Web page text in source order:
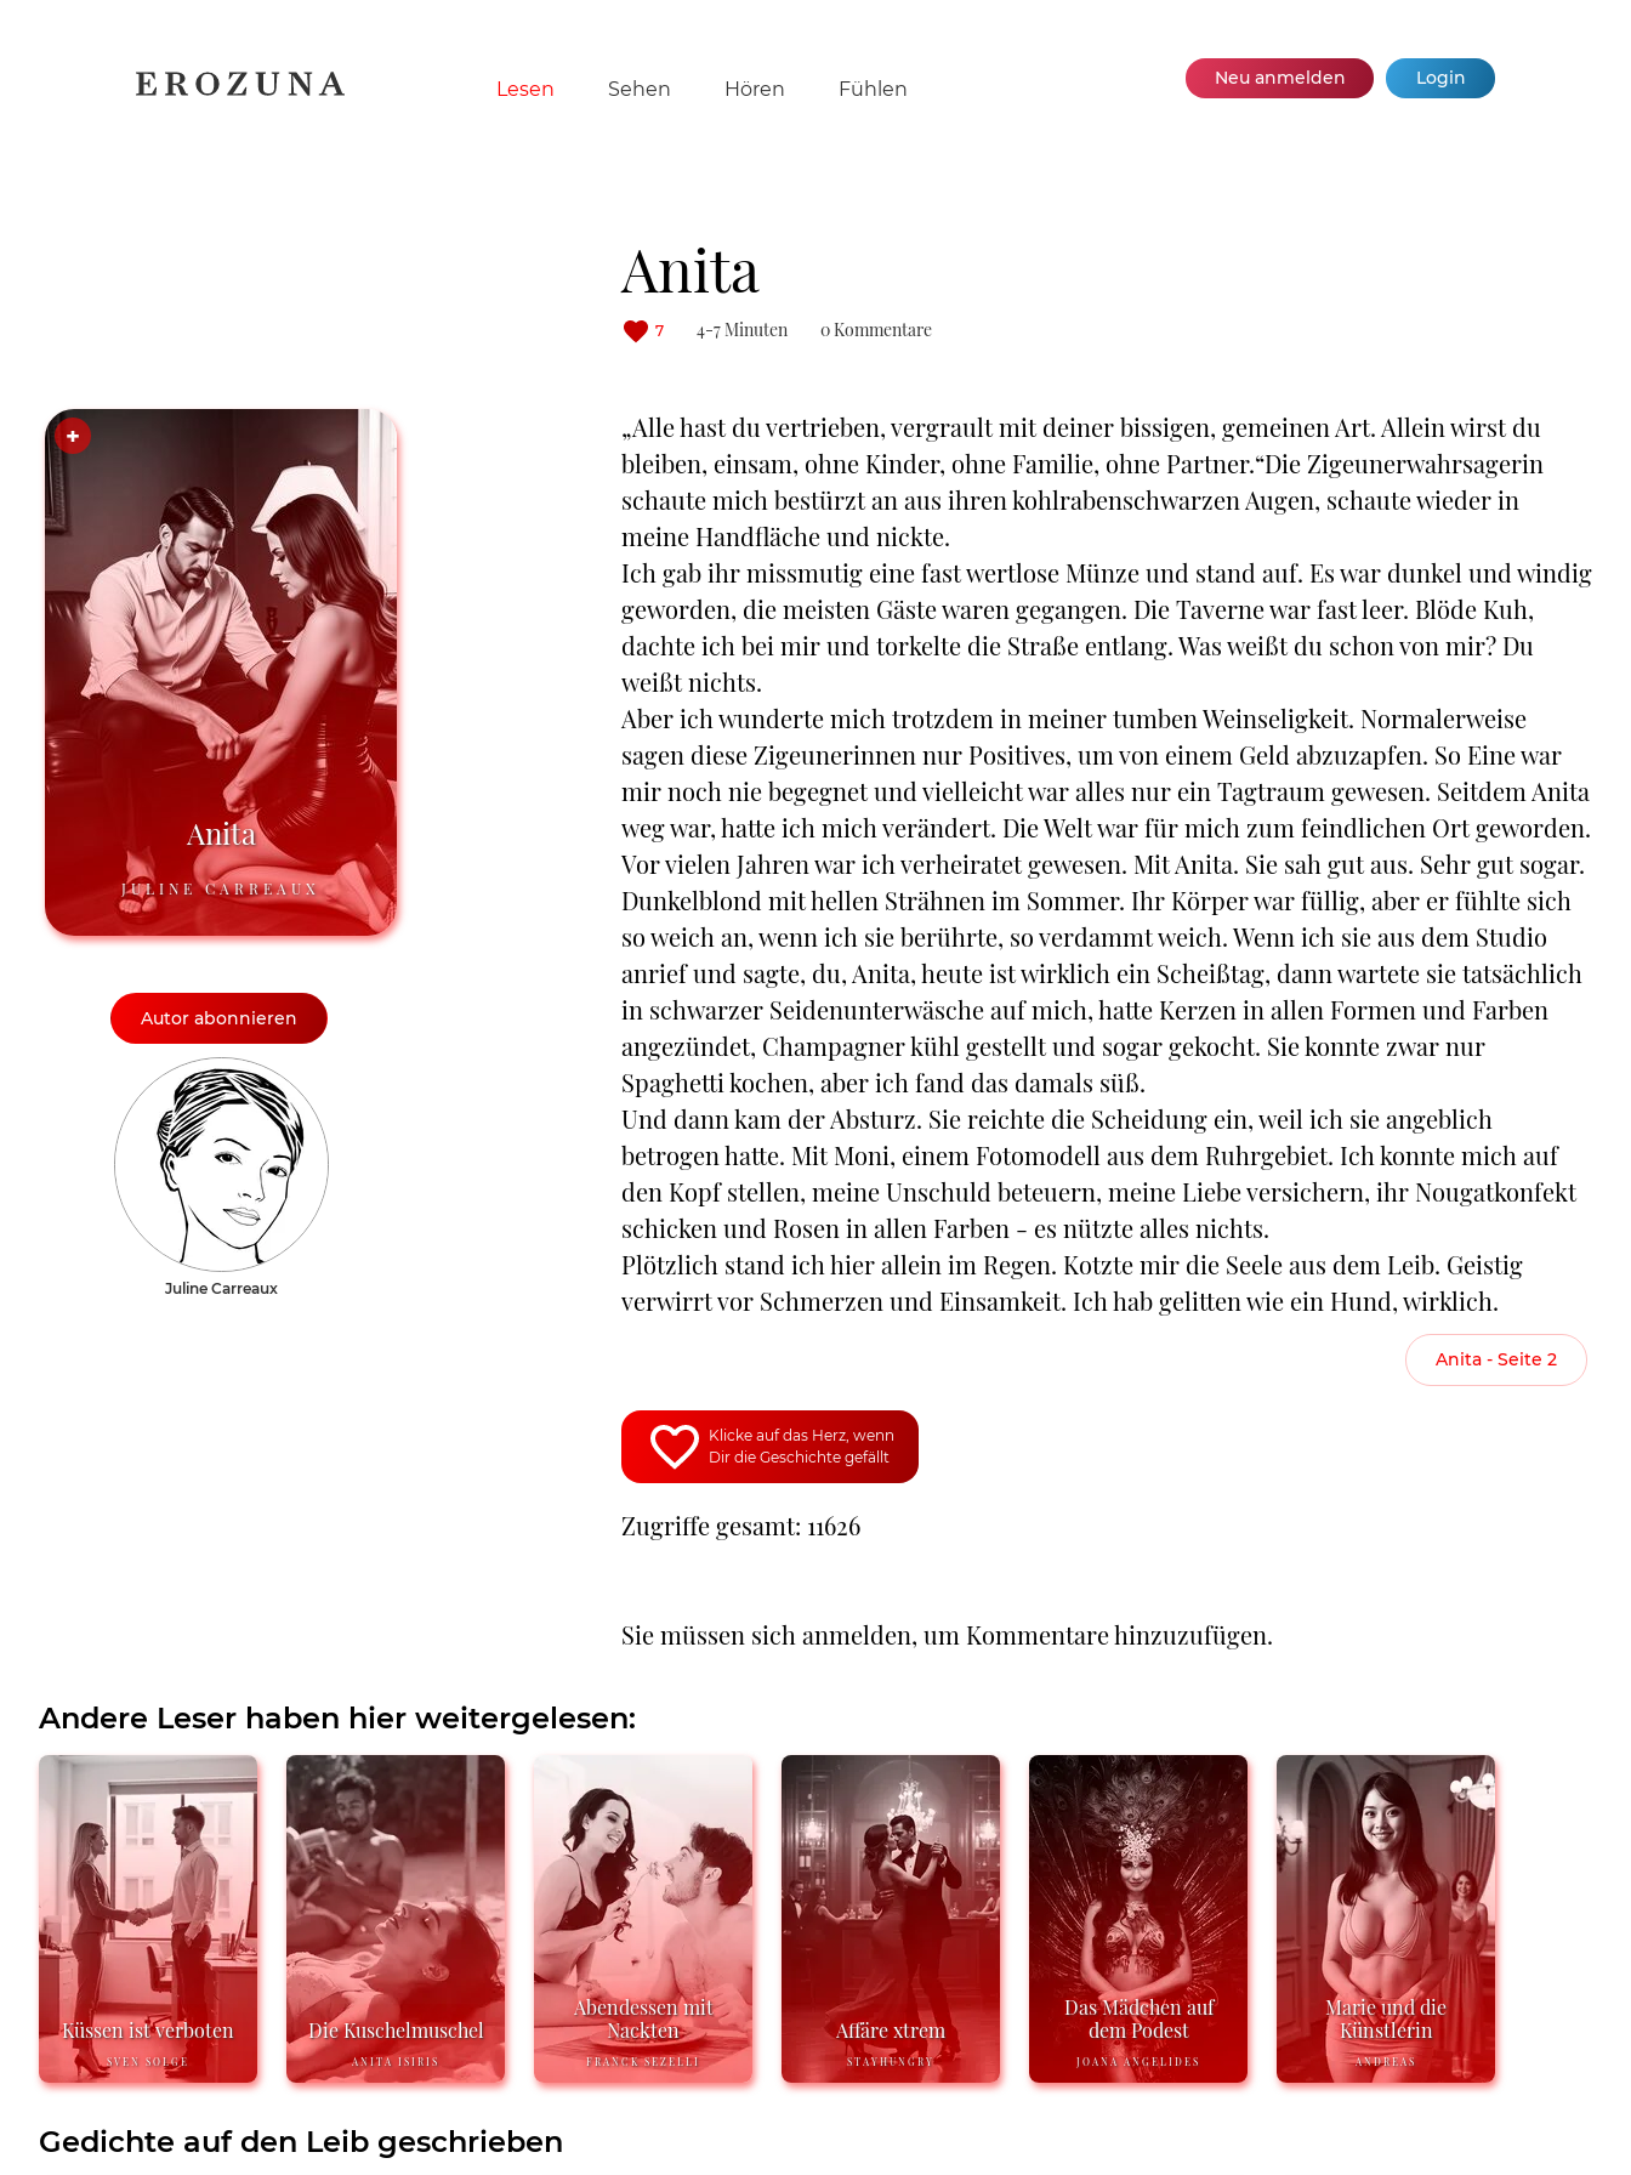
Navigation
Lesen Sehen Hören Fühlen Neu anmelden Login
Anita
7 4-7 Minuten 0 Kommentare
Anita
JULINE CARREAUX
Autor abonnieren
Juline Carreaux
„Alle hast du vertrieben, vergrault mit deiner bissigen, gemeinen Art. Allein wirst du
bleiben, einsam, ohne Kinder, ohne Familie, ohne Partner.“Die Zigeunerwahrsagerin
schaute mich bestürzt an aus ihren kohlrabenschwarzen Augen, schaute wieder in
meine Handfläche und nickte.
Ich gab ihr missmutig eine fast wertlose Münze und stand auf. Es war dunkel und windig
geworden, die meisten Gäste waren gegangen. Die Taverne war fast leer. Blöde Kuh,
dachte ich bei mir und torkelte die Straße entlang. Was weißt du schon von mir? Du
weißt nichts.
Aber ich wunderte mich trotzdem in meiner tumben Weinseligkeit. Normalerweise
sagen diese Zigeunerinnen nur Positives, um von einem Geld abzuzapfen. So Eine war
mir noch nie begegnet und vielleicht war alles nur ein Tagtraum gewesen. Seitdem Anita
weg war, hatte ich mich verändert. Die Welt war für mich zum feindlichen Ort geworden.
Vor vielen Jahren war ich verheiratet gewesen. Mit Anita. Sie sah gut aus. Sehr gut sogar.
Dunkelblond mit hellen Strähnen im Sommer. Ihr Körper war füllig, aber er fühlte sich
so weich an, wenn ich sie berührte, so verdammt weich. Wenn ich sie aus dem Studio
anrief und sagte, du, Anita, heute ist wirklich ein Scheißtag, dann wartete sie tatsächlich
in schwarzer Seidenunterwäsche auf mich, hatte Kerzen in allen Formen und Farben
angezündet, Champagner kühl gestellt und sogar gekocht. Sie konnte zwar nur
Spaghetti kochen, aber ich fand das damals süß.
Und dann kam der Absturz. Sie reichte die Scheidung ein, weil ich sie angeblich
betrogen hatte. Mit Moni, einem Fotomodell aus dem Ruhrgebiet. Ich konnte mich auf
den Kopf stellen, meine Unschuld beteuern, meine Liebe versichern, ihr Nougatkonfekt
schicken und Rosen in allen Farben - es nützte alles nichts.
Plötzlich stand ich hier allein im Regen. Kotzte mir die Seele aus dem Leib. Geistig
verwirrt vor Schmerzen und Einsamkeit. Ich hab gelitten wie ein Hund, wirklich.
Anita - Seite 2
Klicke auf das Herz, wenn
Dir die Geschichte gefällt
Zugriffe gesamt: 11626
Sie müssen sich anmelden, um Kommentare hinzuzufügen.
Andere Leser haben hier weitergelesen:
Küssen ist verboten
SVEN SOLGE
Die Kuschelmuschel
ANITA ISIRIS
Abendessen mit
Nackten
FRANCK SEZELLI
Affäre xtrem
STAYHUNGRY
Das Mädchen auf
dem Podest
JOANA ANGELIDES
Marie und die
Künstlerin
ANDREAS
Gedichte auf den Leib geschrieben